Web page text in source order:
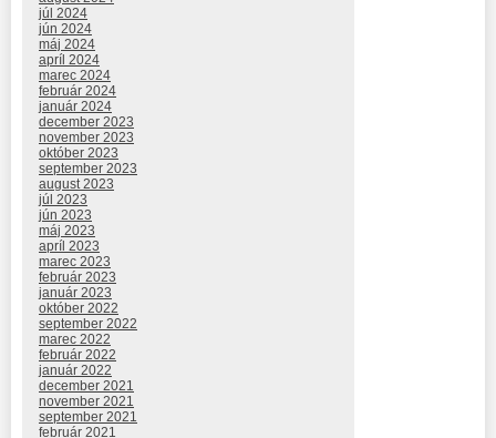
júl 2024
jún 2024
máj 2024
apríl 2024
marec 2024
február 2024
január 2024
december 2023
november 2023
október 2023
september 2023
august 2023
júl 2023
jún 2023
máj 2023
apríl 2023
marec 2023
február 2023
január 2023
október 2022
september 2022
marec 2022
február 2022
január 2022
december 2021
november 2021
september 2021
február 2021